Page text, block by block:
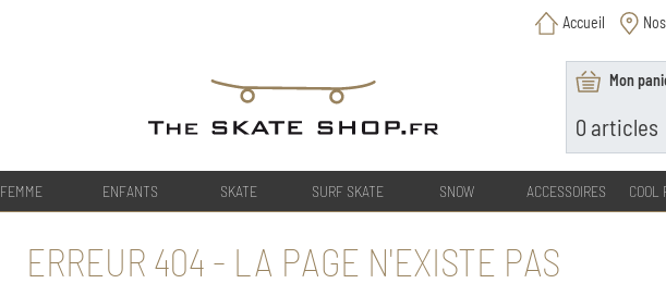
Accueil
Mon
0 articles
FEMME ENFANTS SKATE SURF SKATE SNOW ACCESSOIRES COOL
ERREUR 404 - LA PAGE N'EXISTE PAS